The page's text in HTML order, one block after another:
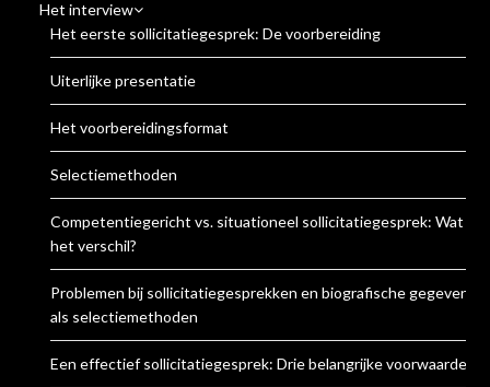
Het interview
Het eerste sollicitatiegesprek: De voorbereiding
Uiterlijke presentatie
Het voorbereidingsformat
Selectiemethoden
Competentiegericht vs. situationeel sollicitatiegesprek: Wat is
het verschil?
Problemen bij sollicitatiegesprekken en biografische gegevens
als selectiemethoden
Een effectief sollicitatiegesprek: Drie belangrijke voorwaarden